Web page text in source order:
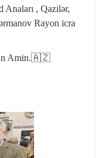
Anaları , Qazilər,
Rayon icra
Amin.🇦🇿